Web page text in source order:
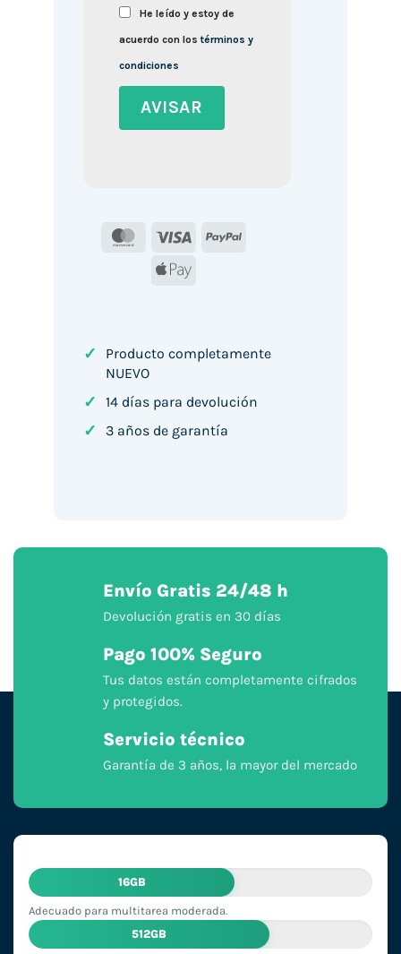
He leído y estoy de
acuerdo con lostérminos y
condiciones
MasterCard
Visa
PayPal
Apple
✓
Producto completamente
NUEVO
✓ 14 días para devolución
✓ 3 años de garantía
Envío Gratis 24/48 h
Devolución gratis en 30 días
Pago 100% Seguro
Tus datos están completamente cifrados
y protegidos.
Servicio técnico
Garantía de 3 años, la mayor del mercado
16GB
Adecuado para multitarea moderada.
512GB